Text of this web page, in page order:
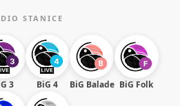
STANICE
3 BiG 4 BiG Balade BiG Folk